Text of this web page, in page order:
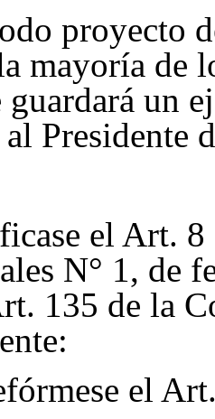
proyecto
mayoría de
un
Presidente
el Art. 8
N° 1, de
135 de la
el